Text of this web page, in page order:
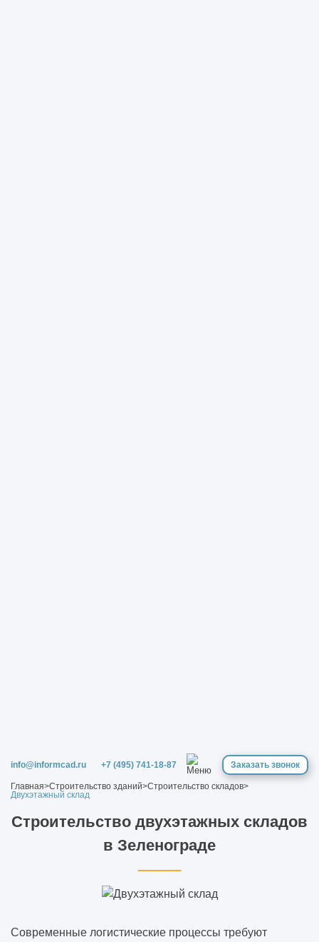
info@informcad.ru +7 (495) 741-18-87 Заказать звонок
Главная>Строительство зданий>Строительство складов>
Двухэтажный склад
Строительство двухэтажных складов
в Зеленограде
Современные логистические процессы требуют